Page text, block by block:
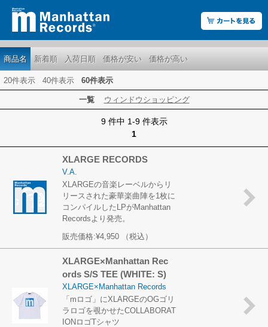
商品名 新着順 入荷日順 価格が安い 価格が高い
20件表示 40件表示 60件表示
一覧 ウィンドウショッピング
9 件中 1-9 件表示
1
XLARGE RECORDS
V.A.
XLARGEの音楽レーベルからリ
リースされた豪華楽曲陣を1枚に
コンパイルしたLPがManhattan
Recordsより発売。
販売価格:¥4,950 （税込）
XLARGE×Manhattan Rec
ords S/S TEE (WHITE: S)
XLARGE×Manhattan Records
「mロゴ」にXLARGEのOGゴリ
ラロゴを覗かせたCOLLABORAT
IONロゴTシャツ